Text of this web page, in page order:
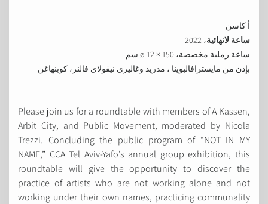
أ كاسن
ساعة لانهائية، 2022
ساعة رملية مخصصة، 150 × ø 12 سم
بإذن من مايسترافالبوينا ، مدريد وغاليري نيقولاي فالنر، كوبنهاغن
Please join us for a roundtable with members of A Kassen,
Arbit City, and Public Movement, moderated by Nicola
Trezzi. Concluding the public program of “NOT IN MY
NAME,” CCA Tel Aviv-Yafo’s annual group exhibition, this
roundtable will give the opportunity to discover the
practice of artists who are not working alone and not
working under their own names, practicing communality